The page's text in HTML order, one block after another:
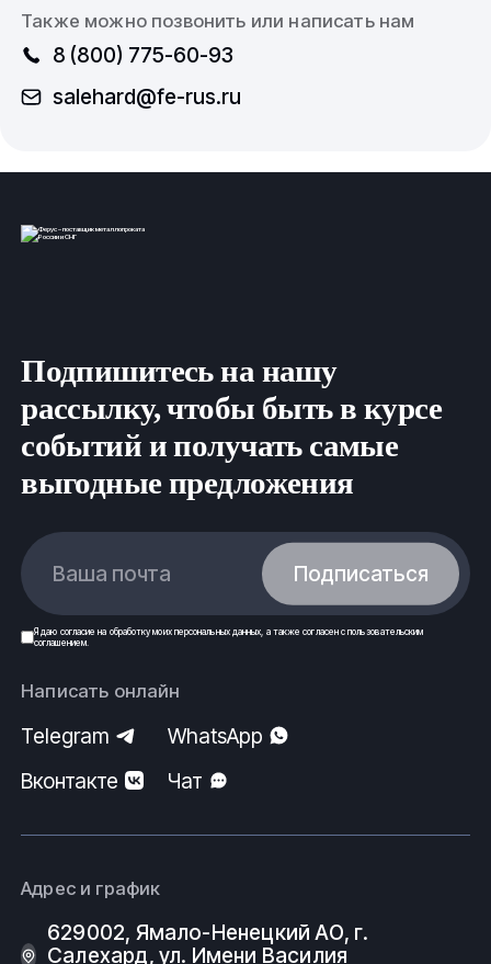
Также можно позвонить или написать нам
8 (800) 775-60-93
salehard@fe-rus.ru
Подпишитесь на нашу
рассылку, чтобы быть в курсе
событий и получать самые
выгодные предложения
Ваша почта Подписаться
Я даю согласие на обработку моих персональных данных , а также согласен спользовательским
соглашением.
Написать онлайн
Telegram
WhatsApp
Вконтакте
Чат
Адрес и график
629002, Ямало-Ненецкий АО, г.
Салехард, ул. Имени Василия